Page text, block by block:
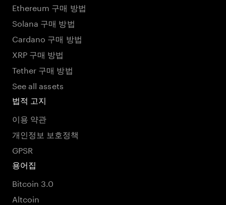
Ethereum 구매 방법
Solana 구매 방법
Cardano 구매 방법
XRP 구매 방법
Tether 구매 방법
See all assets
법적 고지
이용 약관
개인정보 보호정책
GPSR
용어집
Bitcoin 3.0
Altcoin